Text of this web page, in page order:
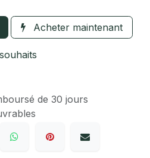
Acheter maintenant
de 30 jours